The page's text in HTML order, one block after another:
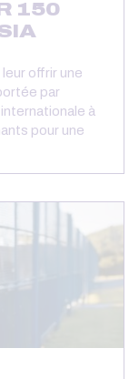
150
offrir une
par
à
pour une